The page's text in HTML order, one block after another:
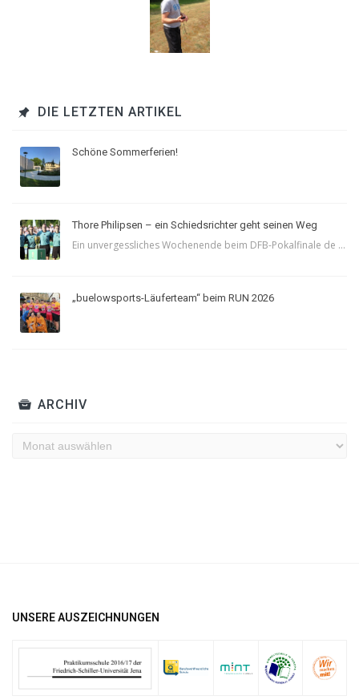
DIE LETZTEN ARTIKEL
Schöne Sommerferien!
Thore Philipsen – ein Schiedsrichter geht seinen Weg
Ein unvergessliches Wochenende beim DFB-Pokalfinale de ...
„buelowsports-Läuferteam“ beim RUN 2026
ARCHIV
Archiv
UNSERE AUSZEICHNUNGEN